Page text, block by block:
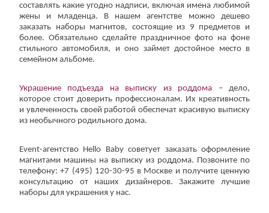
составлять какие угодно надписи, включая имена любимой
жены и младенца. В нашем агентстве можно дешево
заказать наборы магнитов, состоящие из 9 предметов и
более. Обязательно сделайте праздничное фото на фоне
стильного автомобиля, и оно займет достойное место в
семейном альбоме.
Украшение подъезда на выписку из роддома – дело,
которое стоит доверить профессионалам. Их креативность
и увлеченность своей работой обеспечат красивую выписку
из необычного родильного дома.
Event-агентство Hello Baby советует заказать оформление
магнитами машины на выписку из роддома. Позвоните по
телефону: +7 (495) 120-30-95 в Москве и получите ценную
консультацию от наших дизайнеров. Закажите лучшие
наборы для украшения у нас.